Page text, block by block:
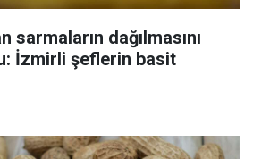
sarmaların dağılmasını
İzmirli şeflerin basit